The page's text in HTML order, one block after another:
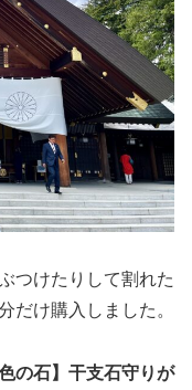
つけたりして割れた
だけ購入しました。
の石】干支石守りが